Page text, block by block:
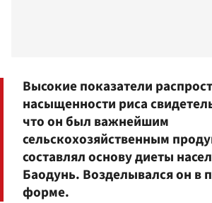
Высокие показатели
насыщенности риса
что он был важнейшим
сельскохозяйственным
составлял основу диеты
Баодунь. Возделывался он в
форме.